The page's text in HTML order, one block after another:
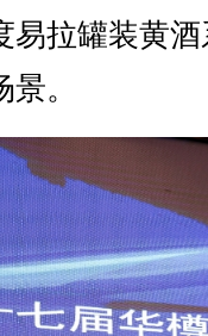
易拉罐装黄
。